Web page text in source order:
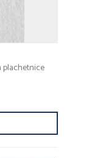
plachetnice